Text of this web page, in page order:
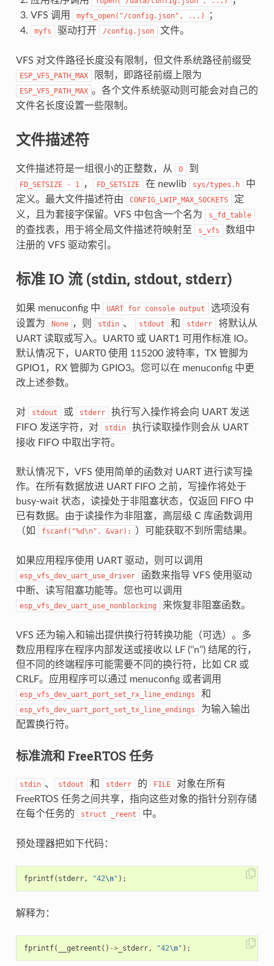
VFS 调用
myfs_open("/config.json", ...) ；
myfs 驱动打开 /config.json 文件。
VFS 对文件路径长度没有限制，但文件系统路径前缀受
ESP_VFS_PATH_MAX 限制，即路径前缀上限为
ESP_VFS_PATH_MAX 。各个文件系统驱动则可能会对自己的
文件名长度设置一些限制。
文件描述符
文件描述符是一组很小的正整数，从 0 到
FD_SETSIZE - 1 ， FD_SETSIZE 在 newlib sys/types.h
中
定义。最大文件描述符由
CONFIG_LWIP_MAX_SOCKETS
定
义，且为套接字保留。VFS 中包含一个名为
s_fd_table
的查找表，用于将全局文件描述符映射至 s_vfs
数组中
注册的 VFS 驱动索引。
标准 IO 流 (stdin, stdout, stderr)
如果 menuconfig 中 UART for console output
选项没有
设置为
None ，则 stdin 、 stdout 和 stderr
将默认从
UART 读取或写入。UART0 或 UART1 可用作标准 IO。
默认情况下，UART0 使用 115200 波特率，TX 管脚为
GPIO1，RX 管脚为 GPIO3。您可以在 menuconfig 中更
改上述参数。
对 stdout 或 stderr
执行写入操作将会向 UART 发送
FIFO 发送字符，对
stdin
执行读取操作则会从 UART
接收 FIFO 中取出字符。
默认情况下，VFS 使用简单的函数对 UART 进行读写操
作。在所有数据放进 UART FIFO 之前，写操作将处于
busy-wait 状态，读操处于非阻塞状态，仅返回 FIFO 中
已有数据。由于读操作为非阻塞，高层级 C 库函数调用
（如
fscanf("%d\n", &var); ）可能获取不到所需结果。
如果应用程序使用 UART 驱动，则可以调用
esp_vfs_dev_uart_use_driver
函数来指导 VFS 使用驱动
中断、读写阻塞功能等。您也可以调用
esp_vfs_dev_uart_use_nonblocking 来恢复非阻塞函数。
VFS 还为输入和输出提供换行符转换功能（可选）。多
数应用程序在程序内部发送或接收以 LF (‘’n’’) 结尾的行，
但不同的终端程序可能需要不同的换行符，比如 CR 或
CRLF。应用程序可以通过 menuconfig 或者调用
esp_vfs_dev_uart_port_set_rx_line_endings 和
esp_vfs_dev_uart_port_set_tx_line_endings
为输入输出
配置换行符。
标准流和 FreeRTOS 任务
stdin 、 stdout 和 stderr 的 FILE
对象在所有
FreeRTOS 任务之间共享，指向这些对象的指针分别存储
在每个任务的
struct _reent 中。
预处理器把如下代码：
fprintf( stderr, "42\n" );
解释为：
fprintf( __getreent () ->_stderr, "42\n" );